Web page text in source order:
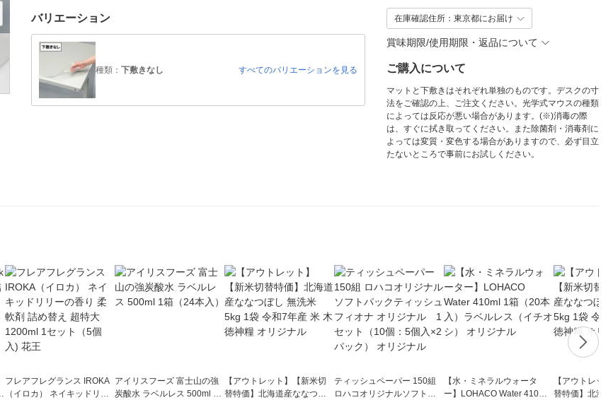
バリエーション
種類： 下敷きなし すべてのバリエーションを見る
在庫確認住所：東京都にお届け
賞味期限/使用期限・返品について
ご購入について
マットと下敷きはそれぞれ単独のものです。デスクの寸
法をご確認の上、ご注文ください。光学式マウスの種類
によっては反応が悪い場合があります。(※)消毒の際
は、すぐに拭き取ってください。また除菌剤・消毒剤に
よっては変質・変色する場合がありますので、必ず目立
たないところで事前にお試しください。
フレアフレグランス IROKA
（イロカ） ネイキッドリリ
アイリスフーズ 富士山の強
炭酸水 ラベルレス 500ml 1
【アウトレット】【新米切
替特価】北海道産ななつぼ
ティッシュペーパー 150組
ロハコオリジナルソフトパ
【水・ミネラルウォータ
ー】LOHACO Water 410ml
【アウトレッ
替特価】北海